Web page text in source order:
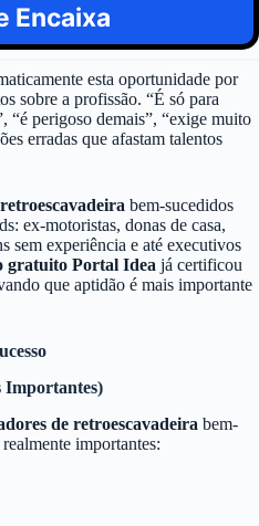
Encaixa
esta oportunidade por
sobre a profissão. “É só para
“é perigoso demais”, “exige muito
erradas que afastam talentos
bem-sucedidos
ex-motoristas, donas de casa,
sem experiência e até executivos
gratuito Portal Idea já certificou
que aptidão é mais importante
Importantes)
de retroescavadeira bem-
importantes: